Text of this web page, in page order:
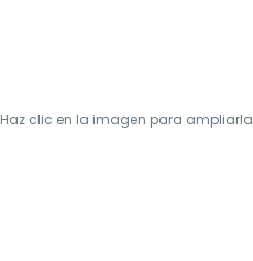
Haz clic en la imagen para ampliarla